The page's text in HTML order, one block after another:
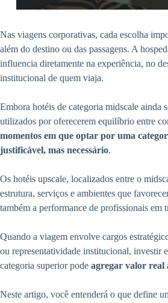
Nas viagens corporativas, cada escolha
além do destino ou das passagens. A
influencia diretamente na experiência, no
institucional de quem viaja.
Embora hotéis de categoria midscale ainda
utilizados por oferecerem equilíbrio entre
momentos em que optar por uma
justificável, mas necessário.
Os hotéis upscale, localizados entre o
estrutura, serviços e ambientes que
também a performance de profissionais em
Quando a viagem envolve cargos
ou representatividade institucional, investir
categoria superior pode agregar valor real
Neste artigo, você entenderá o que define